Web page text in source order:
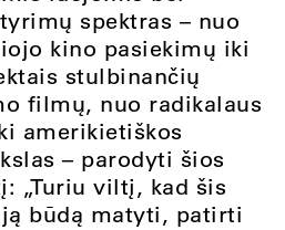
spektras – nuo
kino pasiekimų iki
stulbinančių
filmų, nuo radikalaus
amerikietiškos
– parodyti šios
„Turiu viltį, kad šis
būdą matyti, patirti